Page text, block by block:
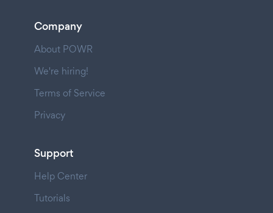
Company
About POWR
We're hiring!
Terms of Service
Privacy
Support
Help Center
Tutorials